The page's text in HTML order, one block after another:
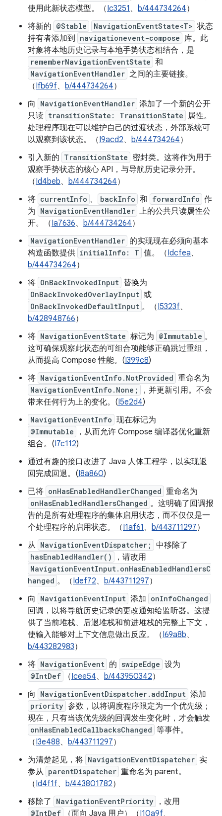
使用此新状态模型。（Ic3251 、 b/444734264）
将新的 @Stable NavigationEventState<T> 状态
持有者添加到
navigationevent-compose 库。此
对象将本地历史记录与本地手势状态相结合，是
rememberNavigationEventState 和
NavigationEventHandler 之间的主要链接。
（Ifb69f、 b/444734264）
向
NavigationEventHandler 添加了一个新的公开
只读 transitionState: TransitionState 属性。
处理程序现在可以维护自己的过渡状态，外部系统可
以观察到该状态。（I9acd2、 b/444734264）
引入新的 TransitionState 密封类。这将作为用于
观察手势状态的核心 API，与导航历史记录分开。
（Id4beb、 b/444734264）
将 currentInfo 、 backInfo 和 forwardInfo 作
为 NavigationEventHandler 上的公共只读属性公
开。（Ia7636、 b/444734264）
NavigationEventHandler 的实现现在必须向基本
构造函数提供 initialInfo: T 值。（Idcfea、
b/444734264）
将 OnBackInvokedInput 替换为
OnBackInvokedOverlayInput 或
OnBackInvokedDefaultInput 。（I5323f、
b/428948766）
将 NavigationEventState 标记为 @Immutable 。
这可确保观察此状态的可组合项能够正确跳过重组，
从而提高 Compose 性能。(I399c8)
将 NavigationEventInfo.NotProvided 重命名为
NavigationEventInfo.None;
，并更新引用。不会
带来任何行为上的变化。(I5e2d4)
NavigationEventInfo 现在标记为
@Immutable
，从而允许 Compose 编译器优化重新
组合。(I7c112)
通过有趣的接口改进了 Java 人体工程学，以实现返
回完成回退。(I8a860)
已将 onHasEnabledHandlerChanged 重命名为
onHasEnabledHandlersChanged 。这明确了回调报
告的是所有处理程序的集体启用状态，而不仅仅是一
个处理程序的启用状态。（I1af61 、 b/443711297）
从 NavigationEventDispatcher; 中移除了
hasEnabledHandler() ，请改用
NavigationEventInput.onHasEnabledHandlersC
hanged 。（Idef72、 b/443711297）
向
NavigationEventInput 添加 onInfoChanged
回调，以将导航历史记录的更改通知给监听器。这提
供了当前堆栈、后退堆栈和前进堆栈的完整上下文，
使输入能够对上下文信息做出反应。（I69a8b、
b/443282983）
将 NavigationEvent 的 swipeEdge 设为
@IntDef （Icee54、 b/443950342）
向
NavigationEventDispatcher.addInput 添加
priority 参数，以将调度程序限定为一个优先级；
现在，只有当该优先级的回调发生变化时，才会触发
onHasEnabledCallbacksChanged 等事件。
（I3e488、 b/443711297）
为清楚起见，将 NavigationEventDispatcher 实
参从 parentDispatcher 重命名为 parent。
（Id4f1f、 b/443801782）
移除了
NavigationEventPriority ，改用
@IntDef （面向 Java 用户）（I10a9f、